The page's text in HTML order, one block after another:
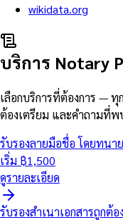
wikidata.org
บริการ Notary
เลือกบริการที่ต้องการ —
ต้องเตรียม และคำถามที่
รับรองลายมือชื่อ โดยทนา
เริ่ม ฿1,500
ดูรายละเอียด
รับรองสำเนาเอกสารถูกต้